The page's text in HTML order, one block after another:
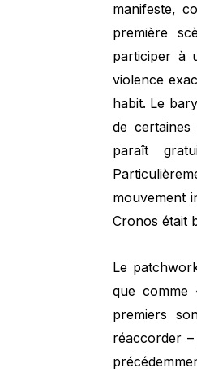
manifeste,
première
participer à
violence
habit. Le
de certaines
paraît
mouvement
Cronos était
Le
que
premiers
réaccorder